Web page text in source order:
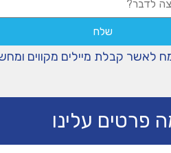
לאשר קבלת מיילים מקווים
פרטים עלינו